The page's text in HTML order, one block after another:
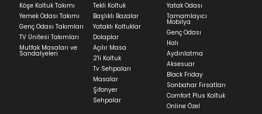
Yatak siparişlerinizin teslim süresi yaşadığınız şehre
ve ürünün stok durumuna göre ortalama 5-24 iş
günüdür.
Panel ve Döşeme grubu ürün siparişlerinizin teslim
süresi yaşadığınız şehre ve ürünün stok durumuna
göre ortalama 30-45 iş günüdür.
Siparişlerim bölümünden sürecinizi takip edebilirsiniz.
Sıkça Sorulan Sorularbölümünü ziyaret
Köşe Koltuk Takımı
Yemek Odası Takımı
Genç Odası Takımları
TV Ünitesi Takımları
Mutfak Masaları ve
Sandalyeleri
Tekli Koltuk
Başlıklı Bazalar
Yataklı Koltuklar
Dolaplar
Açılır Masa
2'li Koltuk
Tv Sehpaları
Masalar
Şifonyer
Sehpalar
Yatak Odası
Tamamlayıcı
Mobilya
Genç Odası
Halı
Aydınlatma
Aksesuar
Black Friday
Sonbahar Fırsatları
Comfort Plus Koltuk
Online Özel